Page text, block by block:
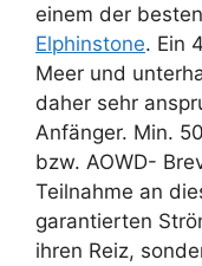
einem der
Elphinstone. Ein
Meer und
daher sehr
Anfänger. Min.
bzw. AOWD-
Teilnahme an
garantierten
ihren Reiz,